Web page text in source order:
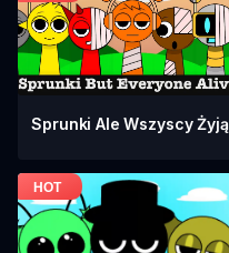
Sprunki Ale Wszyscy Żyją